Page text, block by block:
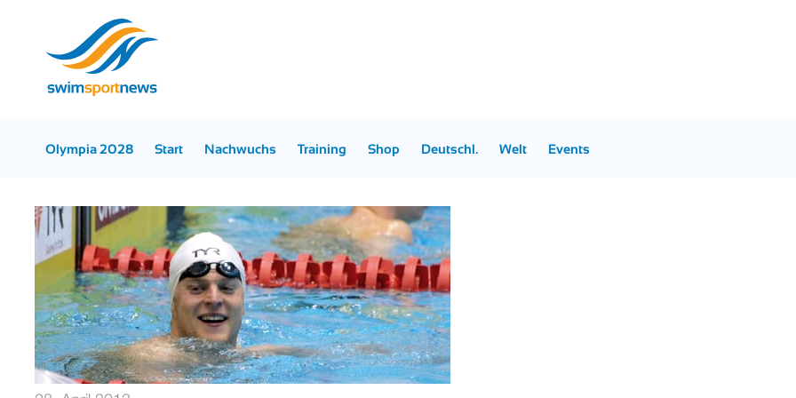
Olympia 2028 Start Nachwuchs Training Shop Deutschl. Welt Events